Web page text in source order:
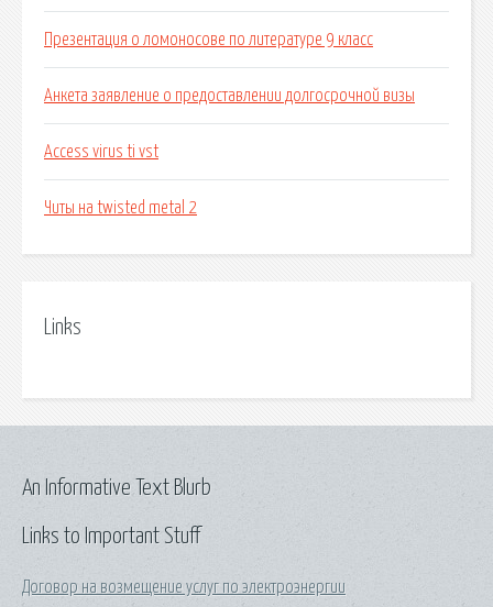
Презентация о ломоносове по литературе 9 класс
Анкета заявление о предоставлении долгосрочной визы
Access virus ti vst
Читы на twisted metal 2
Links
Links to Important Stuff
Договор на возмещение услуг по электроэнергии
An Informative Text Blurb